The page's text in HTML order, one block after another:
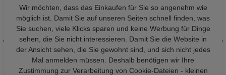
Wir möchten, dass das Einkaufen für Sie so angenehm wie
möglich ist. Damit Sie auf unseren Seiten schnell finden, was
Sie suchen, viele Klicks sparen und keine Werbung für Dinge
sehen, die Sie nicht interessieren. Damit Sie die Website in
der Ansicht sehen, die Sie gewohnt sind, und sich nicht jedes
Mal anmelden müssen. Deshalb benötigen wir Ihre
Zustimmung zur Verarbeitung von Cookie-Dateien - kleinen